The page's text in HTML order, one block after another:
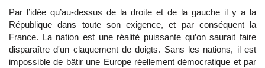
Par l’idée qu’au-dessus de la droite et de la gauche il y a la
République dans toute son exigence, et par conséquent la
France. La nation est une réalité puissante qu’on saurait faire
disparaître d'un claquement de doigts. Sans les nations, il est
impossible de bâtir une Europe réellement démocratique et par